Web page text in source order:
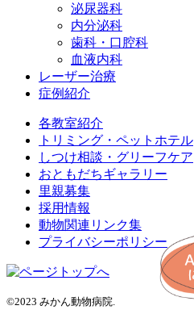
泌尿器科
内分泌科
歯科・口腔科
血液内科
レーザー治療
症例紹介
各教室紹介
トリミング・ペットホテル
しつけ相談・グリーフケア
おともだちギャラリー
里親募集
採用情報
動物関連リンク集
プライバシーポリシー
©2023 みかん動物病院.